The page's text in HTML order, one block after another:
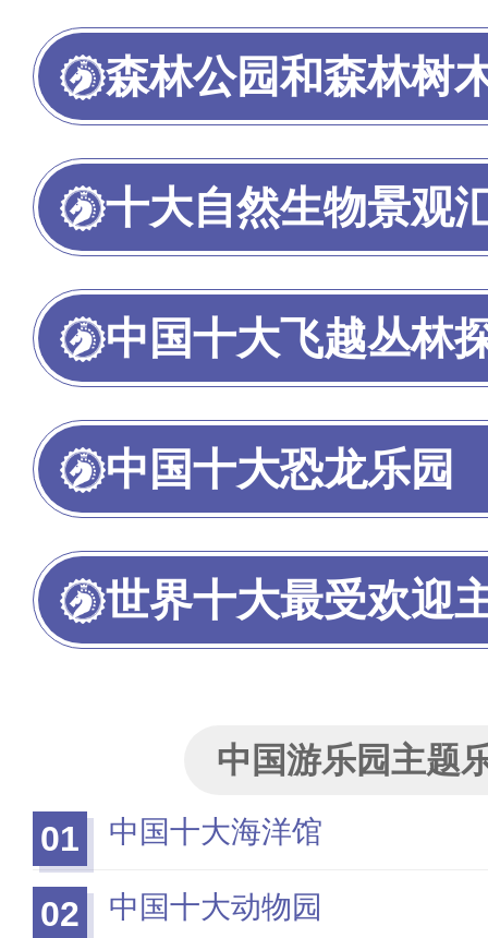
森林公园和森林树
十大自然生物景观
中国十大飞越丛林
中国十大恐龙乐园
世界十大最受欢迎
中国游乐园主题
01
中国十大海洋馆
02 中国十大动物园